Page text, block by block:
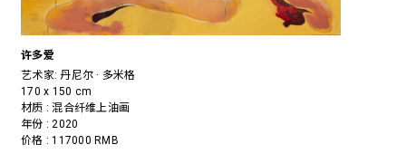
许多爱
艺术家:丹尼尔 · 多米格
170 x 150 cm
材质 : 混合纤维上油画
年份 : 2020
价格 : 117000 RMB